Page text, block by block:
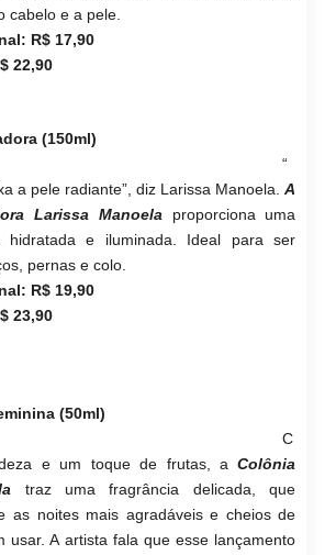
cabelo e a pele.
R$ 17,90
22,90
(150ml)
“
a pele radiante”, diz Larissa Manoela.A
Larissa Manoela proporciona uma
hidratada e iluminada. Ideal para ser
pernas e colo.
R$ 19,90
23,90
(50ml)
C
e um toque de frutas, aColônia
traz uma fragrância delicada, que
as noites mais agradáveis e cheios de
usar. A artista fala que esse lançamento